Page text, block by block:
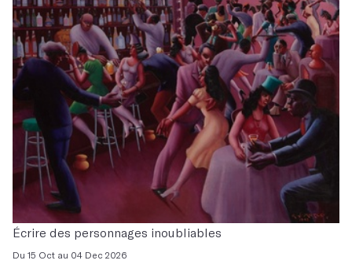
Écrire des personnages inoubliables
Du 15 Oct au 04 Dec 2026